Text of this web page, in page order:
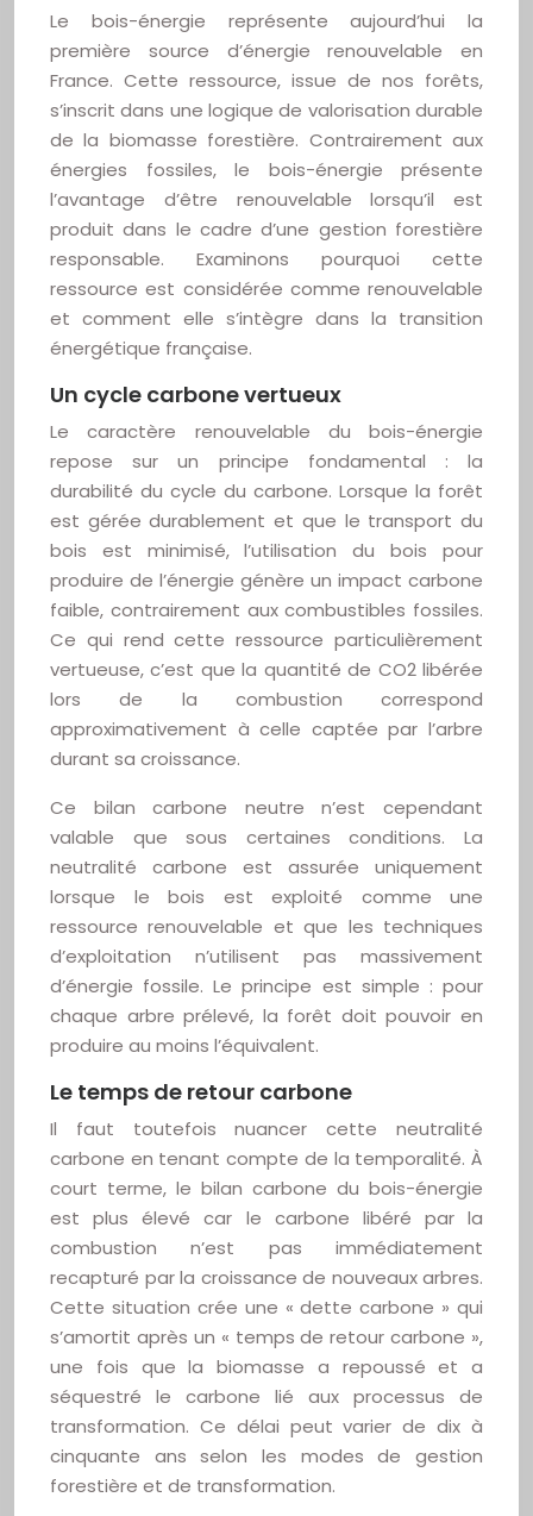
Le bois-énergie représente aujourd’hui la
première source d’énergie renouvelable en
France. Cette ressource, issue de nos forêts,
s’inscrit dans une logique de valorisation durable
de la biomasse forestière. Contrairement aux
énergies fossiles, le bois-énergie présente
l’avantage d’être renouvelable lorsqu’il est
produit dans le cadre d’une gestion forestière
responsable. Examinons pourquoi cette
ressource est considérée comme renouvelable
et comment elle s’intègre dans la transition
énergétique française.
Un cycle carbone vertueux
Le caractère renouvelable du bois-énergie
repose sur un principe fondamental : la
durabilité du cycle du carbone. Lorsque la forêt
est gérée durablement et que le transport du
bois est minimisé, l’utilisation du bois pour
produire de l’énergie génère un impact carbone
faible, contrairement aux combustibles fossiles.
Ce qui rend cette ressource particulièrement
vertueuse, c’est que la quantité de CO2 libérée
lors de la combustion correspond
approximativement à celle captée par l’arbre
durant sa croissance.
Ce bilan carbone neutre n’est cependant
valable que sous certaines conditions. La
neutralité carbone est assurée uniquement
lorsque le bois est exploité comme une
ressource renouvelable et que les techniques
d’exploitation n’utilisent pas massivement
d’énergie fossile. Le principe est simple : pour
chaque arbre prélevé, la forêt doit pouvoir en
produire au moins l’équivalent.
Le temps de retour carbone
Il faut toutefois nuancer cette neutralité
carbone en tenant compte de la temporalité. À
court terme, le bilan carbone du bois-énergie
est plus élevé car le carbone libéré par la
combustion n’est pas immédiatement
recapturé par la croissance de nouveaux arbres.
Cette situation crée une « dette carbone » qui
s’amortit après un « temps de retour carbone »,
une fois que la biomasse a repoussé et a
séquestré le carbone lié aux processus de
transformation. Ce délai peut varier de dix à
cinquante ans selon les modes de gestion
forestière et de transformation.